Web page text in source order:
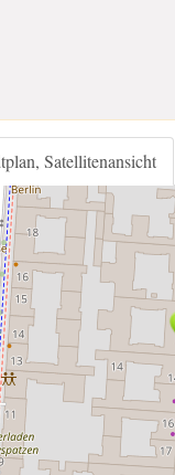
Satellitenansicht